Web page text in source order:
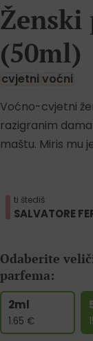
Ženski
(50ml)
cvjetni voćni
Voćno-cvjetni
razigranim
maštu. Miris mu
ti štediš
SALVATORE
Odaberite
parfema:
2ml
1.65 €